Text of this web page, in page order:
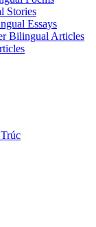
Stories
Essays
Bilingual Articles